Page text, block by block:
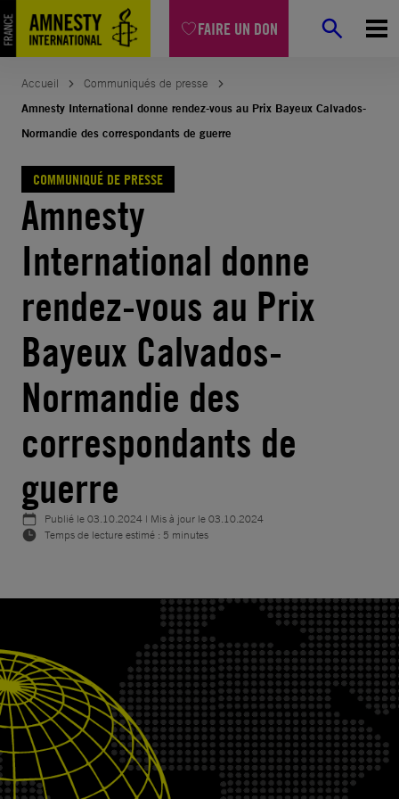
FAIRE UN DON
Aller
au
contenu
Accueil
Communiqués de presse
Amnesty International donne rendez-vous au Prix Bayeux Calvados-
Normandie des correspondants de guerre
COMMUNIQUÉ DE PRESSE
Amnesty
International donne
rendez-vous au Prix
Bayeux Calvados-
Normandie des
correspondants de
guerre
Publié le03.10.2024 | Mis à jour le03.10.2024
Temps de lecture estimé : 5 minutes